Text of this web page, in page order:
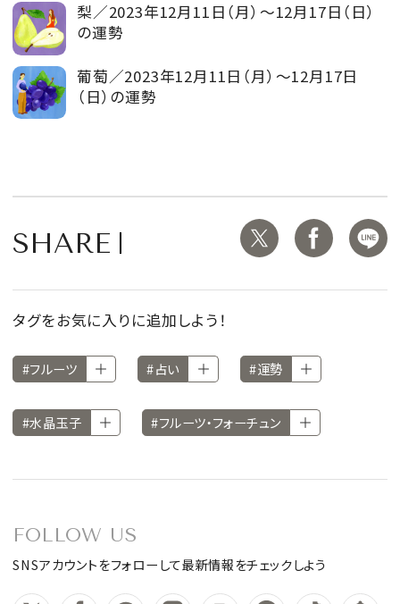
梨／2023年12月11日（月）～12月17日（日）
の運勢
葡萄／2023年12月11日（月）～12月17日
（日）の運勢
SHARE
タグをお気に入りに追加しよう！
#フルーツ #占い #運勢
#水晶玉子 #フルーツ・フォーチュン
FOLLOW US
SNSアカウントをフォローして最新情報をチェックしよう